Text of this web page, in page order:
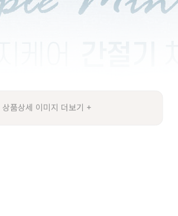
상품상세 이미지 더보기 +